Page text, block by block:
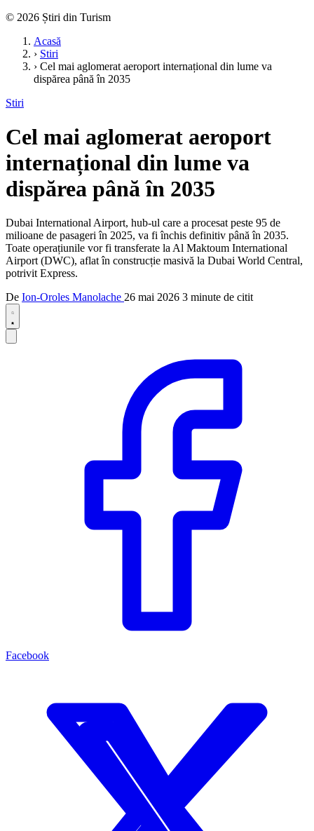
© 2026 Știri din Turism
Acasă
› Stiri
› Cel mai aglomerat aeroport internațional din lume va
dispărea până în 2035
Stiri
Cel mai aglomerat aeroport
internațional din lume va
dispărea până în 2035
Dubai International Airport, hub-ul care a procesat peste 95 de
milioane de pasageri în 2025, va fi închis definitiv până în 2035.
Toate operațiunile vor fi transferate la Al Maktoum International
Airport (DWC), aflat în construcție masivă la Dubai World Central,
potrivit Express.
De Ion-Oroles Manolache 26 mai 2026 3 minute de citit
Facebook